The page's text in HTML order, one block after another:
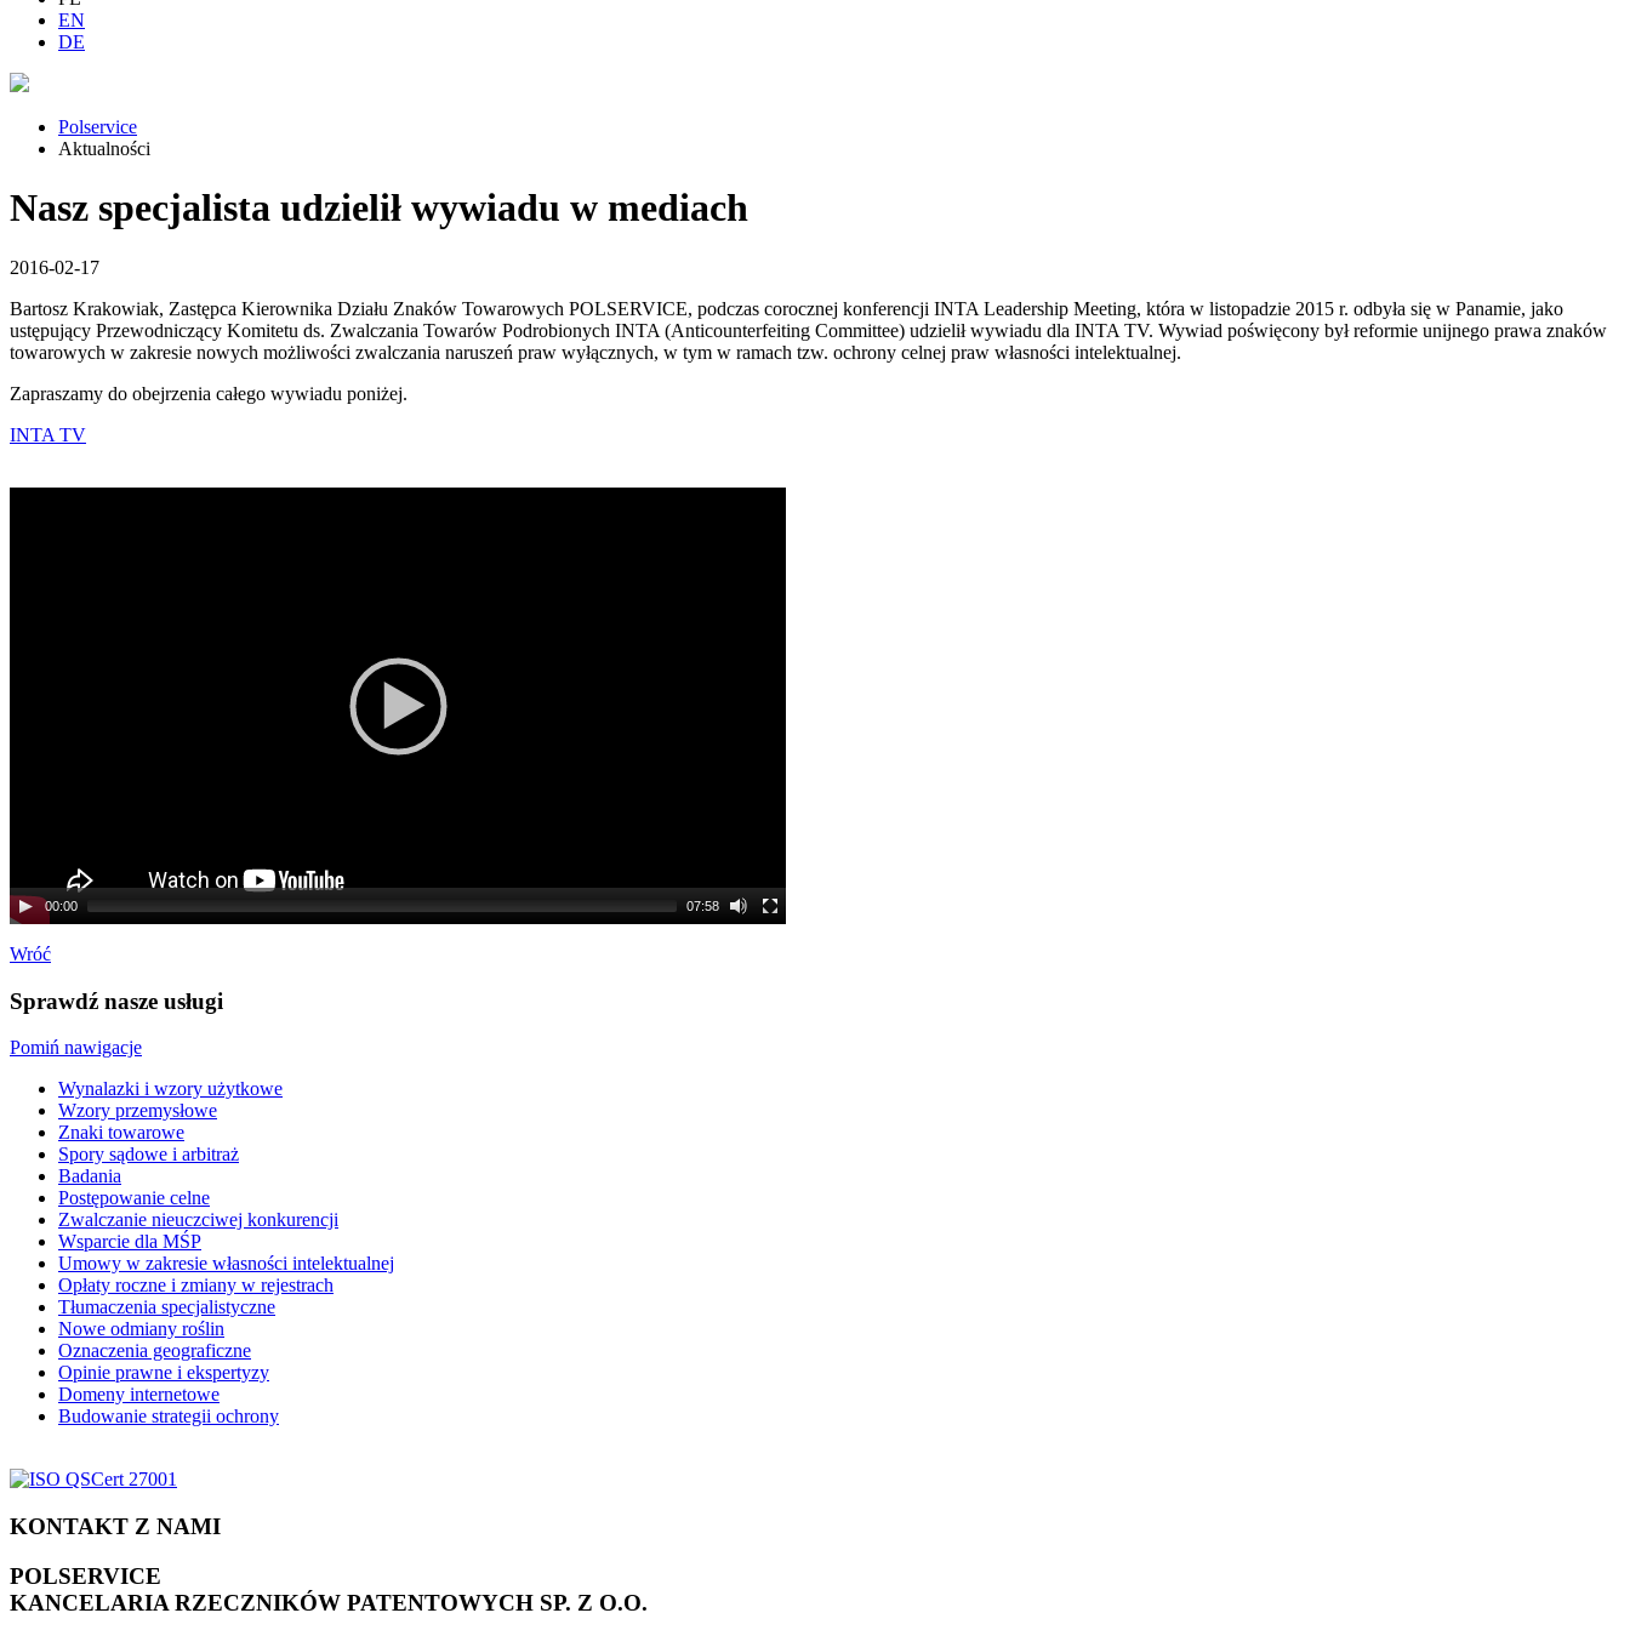
EN
DE
Polservice
Aktualności
Nasz specjalista udzielił wywiadu w mediach
2016-02-17
Bartosz Krakowiak, Zastępca Kierownika Działu Znaków Towarowych POLSERVICE, podczas corocznej konferencji INTA Leadership Meeting, która w listopadzie 2015 r. odbyła się w Panamie, jako
ustępujący Przewodniczący Komitetu ds. Zwalczania Towarów Podrobionych INTA (Anticounterfeiting Committee) udzielił wywiadu dla INTA TV. Wywiad poświęcony był reformie unijnego prawa znaków
towarowych w zakresie nowych możliwości zwalczania naruszeń praw wyłącznych, w tym w ramach tzw. ochrony celnej praw własności intelektualnej.
Zapraszamy do obejrzenia całego wywiadu poniżej.
INTA TV
00:00 07:58
Wróć
Sprawdź nasze usługi
Pomiń nawigacje
Wynalazki i wzory użytkowe
Wzory przemysłowe
Znaki towarowe
Spory sądowe i arbitraż
Badania
Postępowanie celne
Zwalczanie nieuczciwej konkurencji
Wsparcie dla MŚP
Umowy w zakresie własności intelektualnej
Opłaty roczne i zmiany w rejestrach
Tłumaczenia specjalistyczne
Nowe odmiany roślin
Oznaczenia geograficzne
Opinie prawne i ekspertyzy
Domeny internetowe
Budowanie strategii ochrony
KONTAKT Z NAMI
POLSERVICE
KANCELARIA RZECZNIKÓW PATENTOWYCH SP. Z O.O.